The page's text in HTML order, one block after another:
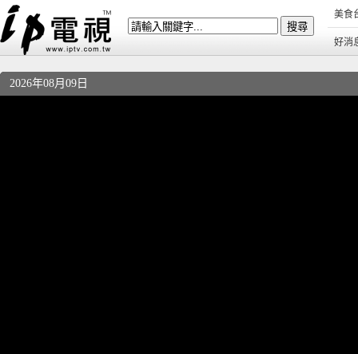
美食
好消
2026年08月09日